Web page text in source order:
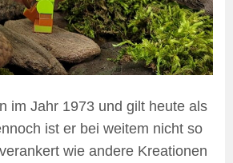
im Jahr 1973 und gilt heute als
ist er bei weitem nicht so
wie andere Kreationen